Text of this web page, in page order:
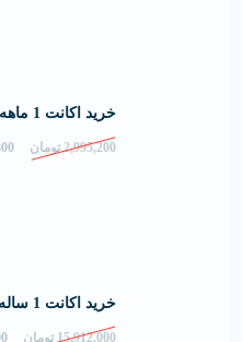
خرید اکانت 1 ماهه Go پرمیوم اوپن کد - opencode
2,995,200 تومان
خرید اکانت 1 ساله پرمیوم دی لوک
15,912,000 تومان